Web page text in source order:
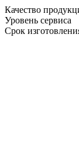
Качество
Уровень сервиса
Срок